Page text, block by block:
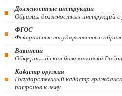
Должностные инструкции
Образцы должностных инструкций
ФГОС
Федеральные государственные
Вакансии
Общероссийская база вакансий
Кадастр оружия
Государственный кадастр
патронов к нему